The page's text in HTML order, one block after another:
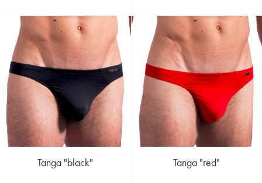
tanga "black" tanga "red"